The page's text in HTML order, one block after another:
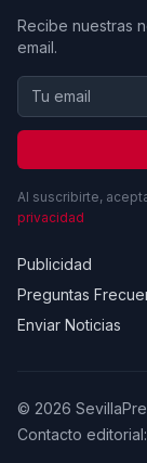
Recibe nuestras
email.
Al suscribirte,
privacidad
Publicidad
Preguntas
Enviar Noticias
© 2026
Contacto editorial: